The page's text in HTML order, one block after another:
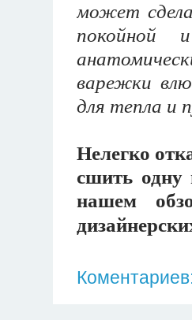
может
покойной
варежки
для тепла и
Нелегко
сшить одну
нашем